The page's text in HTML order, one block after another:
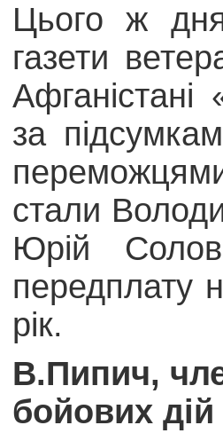
Цього ж дня
газети
за
стали
Юрій
передплату
рік.
В.Пипич,
бойових дій